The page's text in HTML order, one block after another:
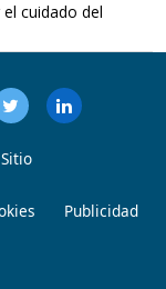
cuidado del
Publicidad